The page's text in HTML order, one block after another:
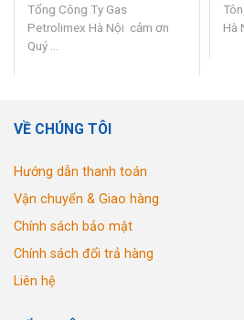
Tổng Công Ty Gas
Petrolimex Hà Nội cảm ơn
Quý ...
Hà
VỀ CHÚNG TÔI
Hướng dẫn thanh toán
Vận chuyển & Giao hàng
Chính sách bảo mật
Chính sách đổi trả hàng
Liên hệ